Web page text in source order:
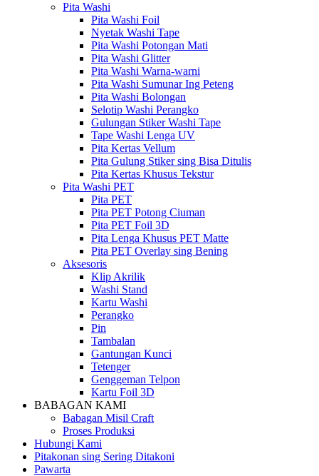
Pita Washi
Pita Washi Foil
Nyetak Washi Tape
Pita Washi Potongan Mati
Pita Washi Glitter
Pita Washi Warna-warni
Pita Washi Sumunar Ing Peteng
Pita Washi Bolongan
Selotip Washi Perangko
Gulungan Stiker Washi Tape
Tape Washi Lenga UV
Pita Kertas Vellum
Pita Gulung Stiker sing Bisa Ditulis
Pita Kertas Khusus Tekstur
Pita Washi PET
Pita PET
Pita PET Potong Ciuman
Pita PET Foil 3D
Pita Lenga Khusus PET Matte
Pita PET Overlay sing Bening
Aksesoris
Klip Akrilik
Washi Stand
Kartu Washi
Perangko
Pin
Tambalan
Gantungan Kunci
Tetenger
Genggeman Telpon
Kartu Foil 3D
BABAGAN KAMI
Babagan Misil Craft
Proses Produksi
Hubungi Kami
Pitakonan sing Sering Ditakoni
Pawarta